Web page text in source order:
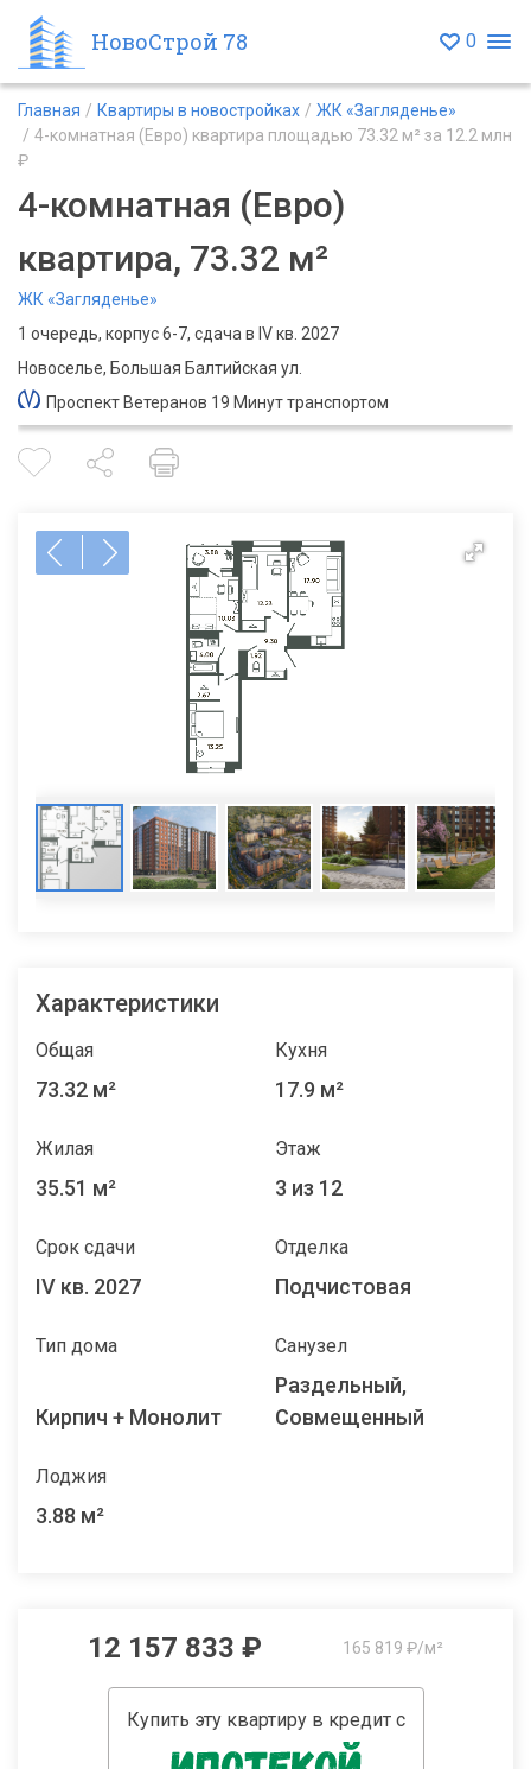
НовоСтрой 78 0
Главная Квартиры в новостройках
ЖК «Загляденье»
4-комнатная (Евро) квартира площадью 73.32 м² за 12.2 млн
₽
4-комнатная (Евро)
квартира, 73.32 м²
ЖК «Загляденье»
1 очередь, корпус 6-7, сдача в IV кв. 2027
Новоселье, Большая Балтийская ул.
Проспект Ветеранов 19 Минут транспортом
Характеристики
Общая
73.32 м²
Кухня
17.9 м²
Жилая
35.51 м²
Этаж
3 из 12
Срок сдачи
IV кв. 2027
Отделка
Подчистовая
Тип дома
Кирпич + Монолит
Санузел
Раздельный,
Совмещенный
Лоджия
3.88 м²
12 157 833 ₽ 165 819 ₽/м²
Купить эту квартиру в кредит с